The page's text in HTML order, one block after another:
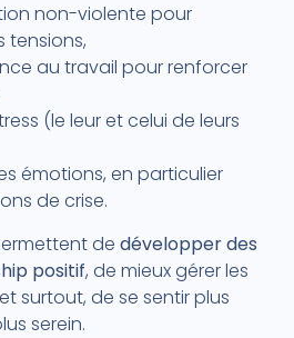
non-violente pour
tensions,
au travail pour renforcer
(le leur et celui de leurs
émotions, en particulier
de crise.
dedévelopper des
positif, de mieux gérer les
surtout, de se sentir plus
serein.